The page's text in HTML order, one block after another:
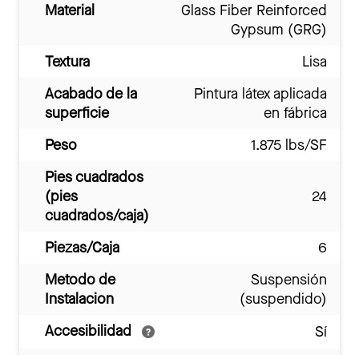
Material
Glass Fiber Reinforced
Gypsum (GRG)
Textura
Lisa
Acabado de la
superficie
Pintura látex aplicada
en fábrica
Peso
1.875 lbs/SF
Pies cuadrados
(pies
cuadrados/caja)
24
Piezas/Caja
6
Metodo de
Instalacion
Suspensión
(suspendido)
Accesibilidad
Sí